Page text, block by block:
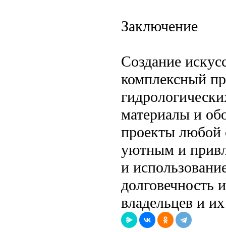
Заключение
Создание
комплексный
материалы и
проекты любой
уютным и
и
долговечность
владельцев и